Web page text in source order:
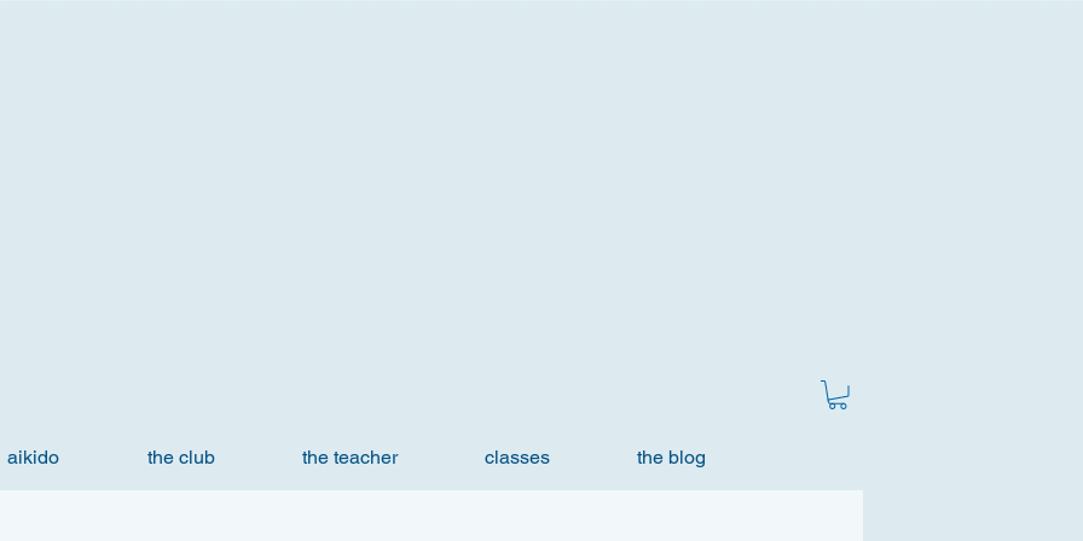
aikido the club the teacher classes the blog